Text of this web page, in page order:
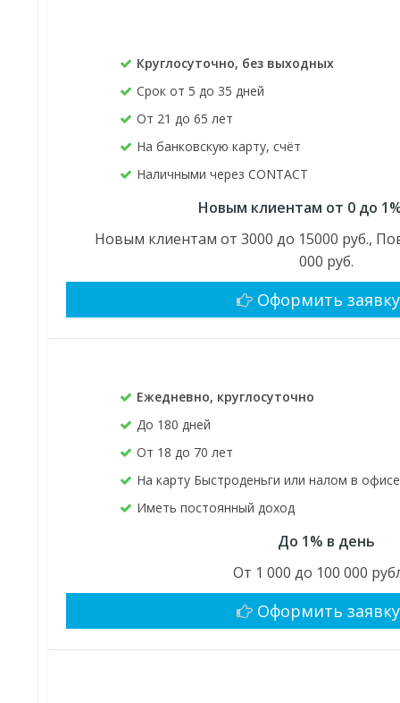
Круглосуточно, без выходных
Срок от 5 до 35 дней
От 21 до 65 лет
На банковскую карту, счёт
Наличными через CONTACT
Новым клиентам от 0 до
Новым клиентам от 3000 до 15000 руб.,
000 руб.
Оформить заявку
Ежедневно, круглосуточно
До 180 дней
От 18 до 70 лет
На карту Быстроденьги или налом в офисе
Иметь постоянный доход
До 1% в день
От 1 000 до 100 000
Оформить заявку